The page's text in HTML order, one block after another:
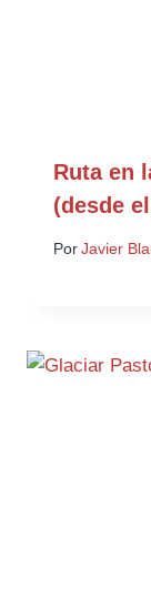
Ruta en
(desde
Por Javier